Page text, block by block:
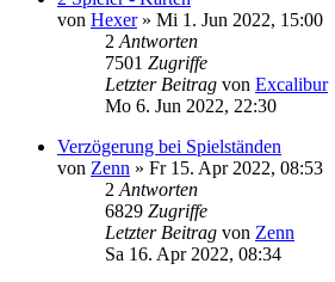
von Hexer» Mi 1. Jun 2022, 15:00
2 Antworten
7501 Zugriffe
Letzter Beitrag von Excalibur
Mo 6. Jun 2022, 22:30
Verzögerung bei Spielständen
von Zenn » Fr 15. Apr 2022, 08:53
2 Antworten
6829 Zugriffe
Letzter Beitrag von Zenn
Sa 16. Apr 2022, 08:34